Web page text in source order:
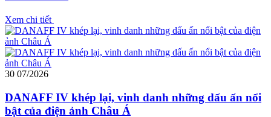
Xem chi tiết
30 07/2026
DANAFF IV khép lại, vinh danh những dấu ấn nổi
bật của điện ảnh Châu Á